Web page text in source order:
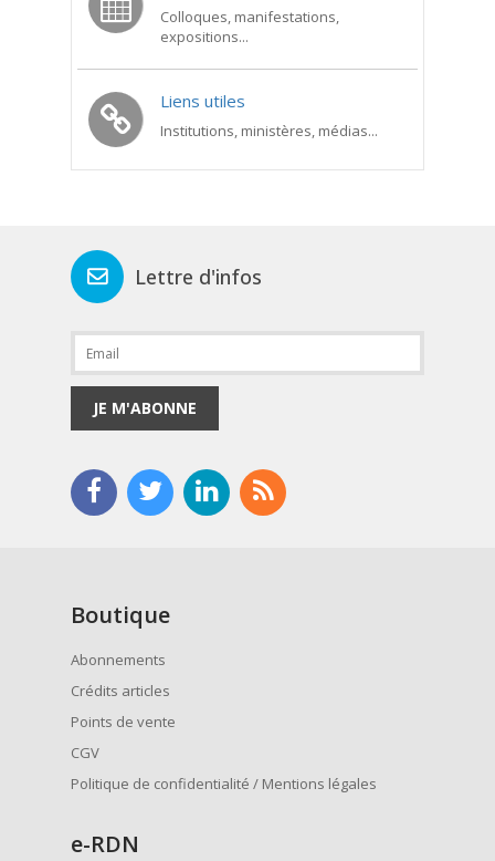
Colloques, manifestations,
expositions...
Liens utiles
Institutions, ministères, médias...
Lettre d'infos
JE M'ABONNE
Boutique
Abonnements
Crédits articles
Points de vente
CGV
Politique de confidentialité / Mentions légales
e-RDN